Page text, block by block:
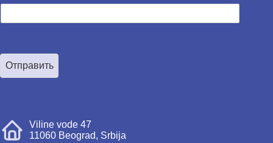
Отправить
Viline vode 47
11060 Beograd, Srbija